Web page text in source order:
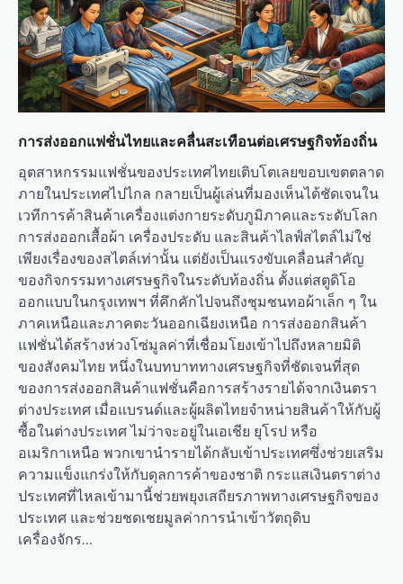
การส่งออกแฟชั่นไทยและคลื่นสะเทือนต่อเศรษฐกิจท้องถิ่น
อุตสาหกรรมแฟชั่นของประเทศไทยเติบโตเลยขอบเขตตลาด
ภายในประเทศไปไกล กลายเป็นผู้เล่นที่มองเห็นได้ชัดเจนใน
เวทีการค้าสินค้าเครื่องแต่งกายระดับภูมิภาคและระดับโลก
การส่งออกเสื้อผ้า เครื่องประดับ และสินค้าไลฟ์สไตล์ไม่ใช่
เพียงเรื่องของสไตล์เท่านั้น แต่ยังเป็นแรงขับเคลื่อนสำคัญ
ของกิจกรรมทางเศรษฐกิจในระดับท้องถิ่น ตั้งแต่สตูดิโอ
ออกแบบในกรุงเทพฯ ที่คึกคักไปจนถึงชุมชนทอผ้าเล็ก ๆ ใน
ภาคเหนือและภาคตะวันออกเฉียงเหนือ การส่งออกสินค้า
แฟชั่นได้สร้างห่วงโซ่มูลค่าที่เชื่อมโยงเข้าไปถึงหลายมิติ
ของสังคมไทย หนึ่งในบทบาททางเศรษฐกิจที่ชัดเจนที่สุด
ของการส่งออกสินค้าแฟชั่นคือการสร้างรายได้จากเงินตรา
ต่างประเทศ เมื่อแบรนด์และผู้ผลิตไทยจำหน่ายสินค้าให้กับผู้
ซื้อในต่างประเทศ ไม่ว่าจะอยู่ในเอเชีย ยุโรป หรือ
อเมริกาเหนือ พวกเขานำรายได้กลับเข้าประเทศซึ่งช่วยเสริม
ความแข็งแกร่งให้กับดุลการค้าของชาติ กระแสเงินตราต่าง
ประเทศที่ไหลเข้ามานี้ช่วยพยุงเสถียรภาพทางเศรษฐกิจของ
ประเทศ และช่วยชดเชยมูลค่าการนำเข้าวัตถุดิบ
เครื่องจักร…